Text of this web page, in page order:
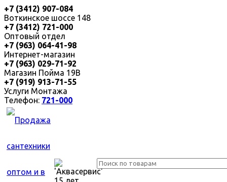
+7 (3412) 907-084
Воткинское шоссе 148
+7 (3412) 721-000
Оптовый отдел
+7 (963) 064-41-98
Интернет-магазин
+7 (963) 029-71-92
Магазин Пойма 19В
+7 (919) 913-71-55
Услуги Монтажа
Телефон: 721-000